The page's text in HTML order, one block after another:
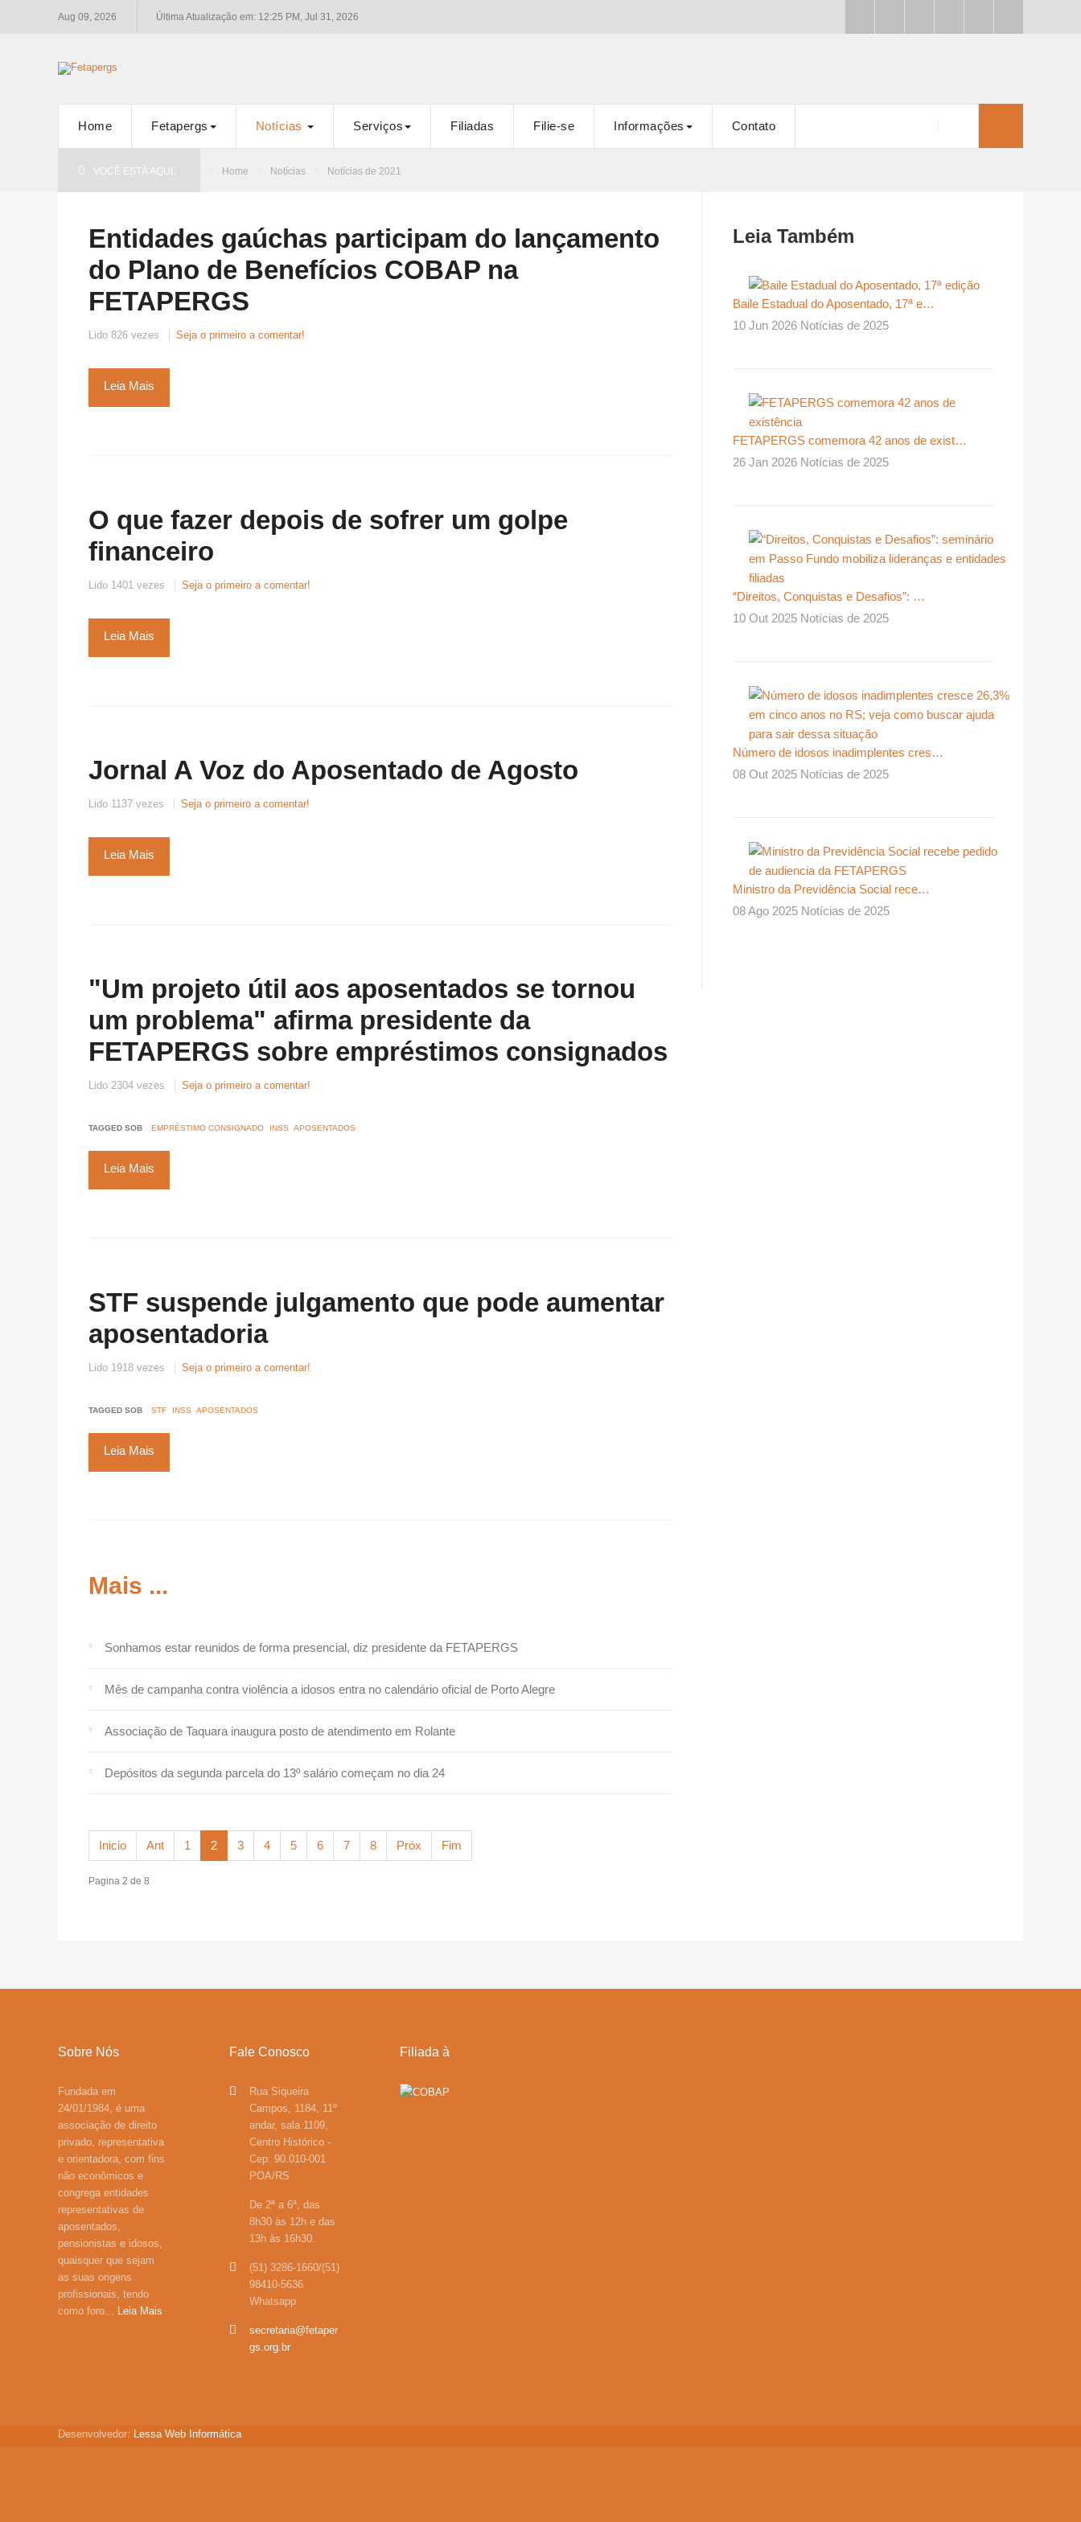
Aug 09, 2026 Última Atualização em: 12:25 PM, Jul 31, 2026
Home Fetapergs Notícias Serviços Filiadas Filie-se Informações Contato
VOCÊ ESTÁ AQUI: Home Notícias Notícias de 2021
Entidades gaúchas participam do lançamento
do Plano de Benefícios COBAP na
FETAPERGS
Lido 826 vezes Seja o primeiro a comentar!
Leia Mais
O que fazer depois de sofrer um golpe
financeiro
Lido 1401 vezes Seja o primeiro a comentar!
Leia Mais
Jornal A Voz do Aposentado de Agosto
Lido 1137 vezes Seja o primeiro a comentar!
Leia Mais
"Um projeto útil aos aposentados se tornou
um problema" afirma presidente da
FETAPERGS sobre empréstimos consignados
Lido 2304 vezes Seja o primeiro a comentar!
TAGGED SOB EMPRÉSTIMO CONSIGNADO INSS APOSENTADOS
Leia Mais
STF suspende julgamento que pode aumentar
aposentadoria
Lido 1918 vezes Seja o primeiro a comentar!
TAGGED SOB STF INSS APOSENTADOS
Leia Mais
Mais ...
Sonhamos estar reunidos de forma presencial, diz presidente da FETAPERGS
Mês de campanha contra violência a idosos entra no calendário oficial de Porto Alegre
Associação de Taquara inaugura posto de atendimento em Rolante
Depósitos da segunda parcela do 13º salário começam no dia 24
Inicio Ant 1 2 3 4 5 6 7 8 Próx Fim
Pagina 2 de 8
Leia Também
Baile Estadual do Aposentado, 17ª e…
10 Jun 2026 Notícias de 2025
FETAPERGS comemora 42 anos de exist…
26 Jan 2026 Notícias de 2025
“Direitos, Conquistas e Desafios”: …
10 Out 2025 Notícias de 2025
Número de idosos inadimplentes cres…
08 Out 2025 Notícias de 2025
Ministro da Previdência Social rece…
08 Ago 2025 Notícias de 2025
Sobre Nós
Fundada em
24/01/1984, é uma
associação de direito
privado, representativa
e orientadora, com fins
não econômicos e
congrega entidades
representativas de
aposentados,
pensionistas e idosos,
quaisquer que sejam
as suas origens
profissionais, tendo
como foro... Leia Mais
Fale Conosco
Rua Siqueira
Campos, 1184, 11º
andar, sala 1109,
Centro Histórico -
Cep: 90.010-001
POA/RS
De 2ª a 6ª, das
8h30 às 12h e das
13h às 16h30.
(51) 3286-1660/(51)
98410-5636
Whatsapp
secretaria@fetaper
gs.org.br
Filiada à
Desenvolvedor: Lessa Web Informática